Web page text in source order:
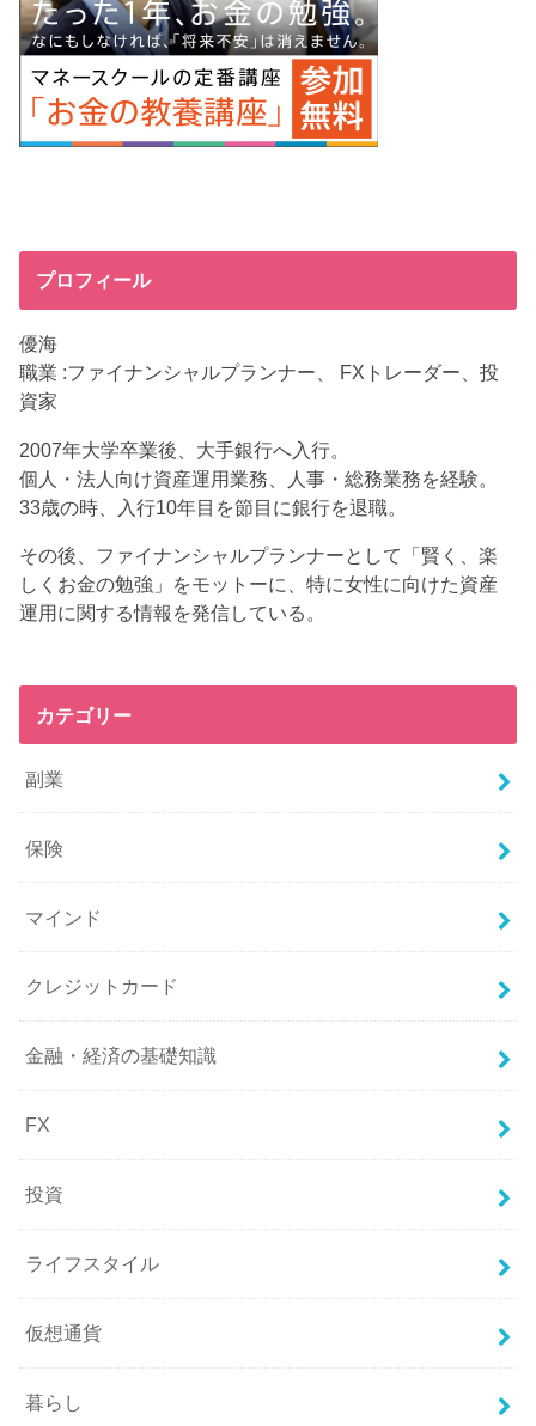
プロフィール
優海
職業 :ファイナンシャルプランナー、 FXトレーダー、投
資家
2007年大学卒業後、大手銀行へ入行。
個人・法人向け資産運用業務、人事・総務業務を経験。
33歳の時、入行10年目を節目に銀行を退職。
その後、ファイナンシャルプランナーとして「賢く、楽
しくお金の勉強」をモットーに、特に女性に向けた資産
運用に関する情報を発信している。
カテゴリー
副業
保険
マインド
クレジットカード
金融・経済の基礎知識
FX
投資
ライフスタイル
仮想通貨
暮らし